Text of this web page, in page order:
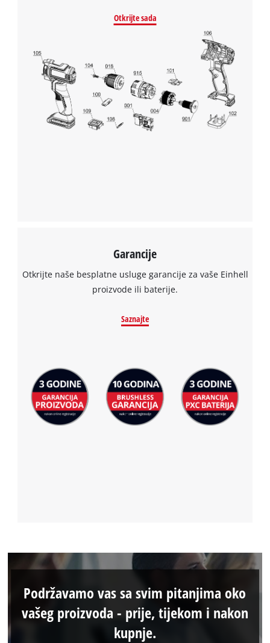
Otkrijte sada
Garancije
Otkrijte naše besplatne usluge garancije za vaše Einhell
proizvode ili baterije.
Saznajte
Podržavamo vas sa svim pitanjima oko
vašeg proizvoda - prije, tijekom i nakon
kupnje.